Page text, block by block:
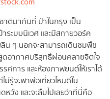
าติมากันที่ ป่าในกรุง เป็น
ะบบนิเวศ และมีสกายวอร์ค
น ๆ นอกจะสามารถเดินชมพืช
อากาศบริสุทธิ์ผ่อนคลายจิตใจ
ศการ และห้องภาพยนต์ให้เราได้
รู้จะพาพ่อเที่ยวไหนดีใน
หวัง และจะลืมไปเลยว่าที่นี่คือ